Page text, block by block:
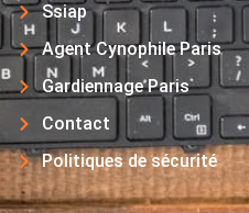
Ssiap
Agent Cynophile Paris
Gardiennage Paris
Contact
Politiques de sécurité